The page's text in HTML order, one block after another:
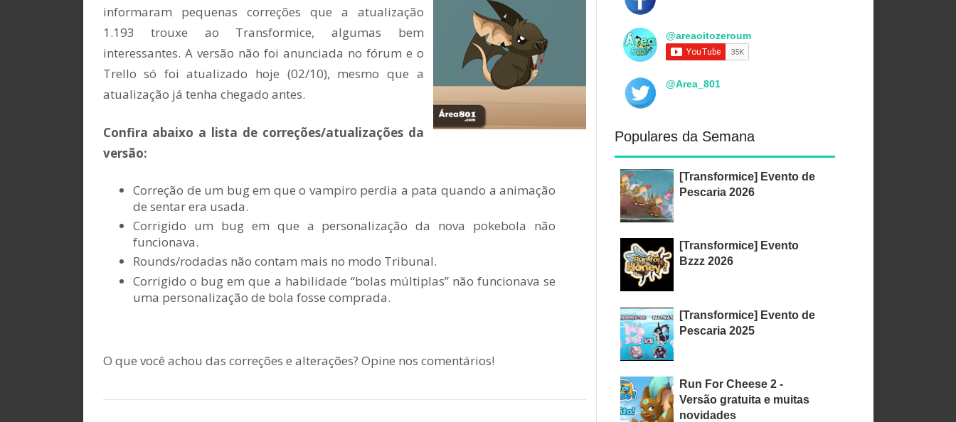
informaram pequenas correções que a atualização
1.193 trouxe ao Transformice, algumas bem
interessantes. A versão não foi anunciada no fórum e o
Trello só foi atualizado hoje (02/10), mesmo que a
atualização já tenha chegado antes.
Confira abaixo a lista de correções/atualizações da
versão:
Correção de um bug em que o vampiro perdia a pata quando a animação
de sentar era usada.
Corrigido um bug em que a personalização da nova pokebola não
funcionava.
Rounds/rodadas não contam mais no modo Tribunal.
Corrigido o bug em que a habilidade “bolas múltiplas” não funcionava se
uma personalização de bola fosse comprada.
O que você achou das correções e alterações? Opine nos comentários!
@areaoitozeroum
@Area_801
Populares da Semana
[Transformice] Evento de
Pescaria 2026
[Transformice] Evento
Bzzz 2026
[Transformice] Evento de
Pescaria 2025
Run For Cheese 2 -
Versão gratuita e muitas
novidades